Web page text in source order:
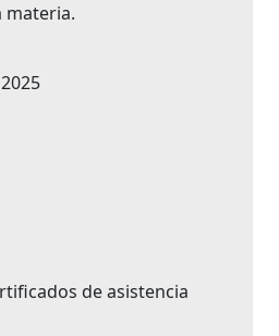
materia.
de asistencia